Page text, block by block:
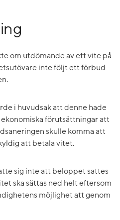
om utdömande av ett vite på
inte följt ett förbud
i huvudsak att denne hade
förutsättningar att
skulle komma att
att betala vitet.
sig inte att beloppet sattes
ska sättas ned helt eftersom
möjlighet att genom